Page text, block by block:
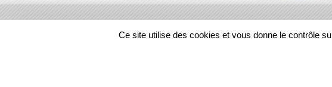
Ce site utilise des cookies et vous donne le contrôle